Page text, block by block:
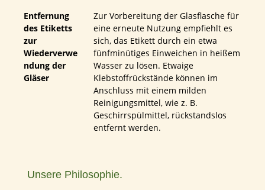
Entfernung
des Etiketts
zur
Wiederverwe
ndung der
Gläser
Zur Vorbereitung der Glasflasche für
eine erneute Nutzung empfiehlt es
sich, das Etikett durch ein etwa
fünfminütiges Einweichen in heißem
Wasser zu lösen. Etwaige
Klebstoffrückstände können im
Anschluss mit einem milden
Reinigungsmittel, wie z. B.
Geschirrspülmittel, rückstandslos
entfernt werden.
Unsere Philosophie.